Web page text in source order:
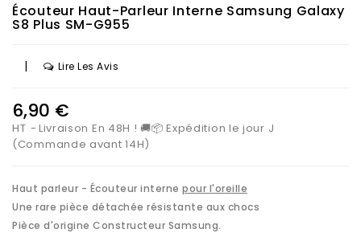
Écouteur Haut-Parleur Interne Samsung Galaxy
S8 Plus SM-G955
| Lire Les Avis
6,90 €
HT
Livraison En 48H ! 🚚📦 Expédition le jour J
(Commande avant 14H)
Haut parleur - Écouteur interne pour l'oreille
Une rare pièce détachée résistante aux chocs
Pièce d'origine Constructeur Samsung.